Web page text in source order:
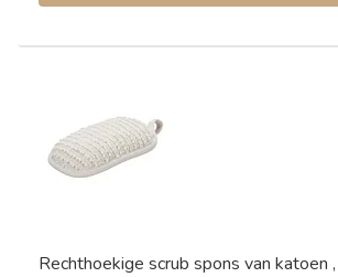
Rechthoekige scrub spons van katoen